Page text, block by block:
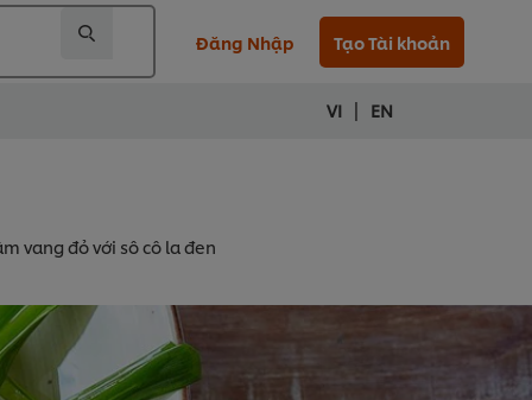
Đăng Nhập Tạo Tài khoản
VI | EN
vang đỏ với sô cô la đen